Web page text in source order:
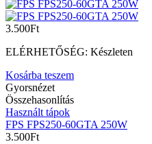
3.500Ft
ELÉRHETŐSÉG: Készleten
Kosárba teszem
Gyorsnézet
Összehasonlítás
Használt tápok
FPS FPS250-60GTA 250W
3.500Ft